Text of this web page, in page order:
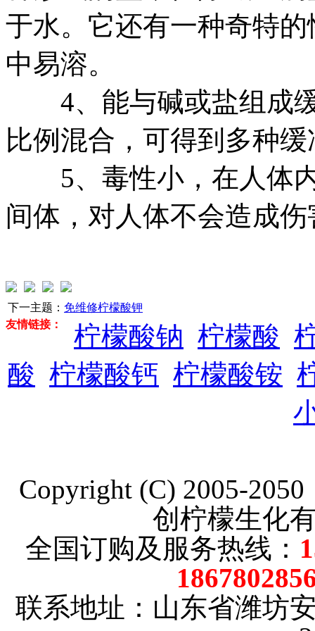
于水。它还有一种奇特
中易溶。
4、能与碱或盐组成缓
比例混合，可得到多种
5、毒性小，在人体内
间体，对人体不会造成伤
下一主题： 免维修柠檬酸钾
友情链接：
柠檬酸钠 柠檬酸
酸 柠檬酸钙 柠檬酸铵
Copyright (C) 2005-
创柠檬生化
全国订购及服务热线：
联系地址：山东省潍坊